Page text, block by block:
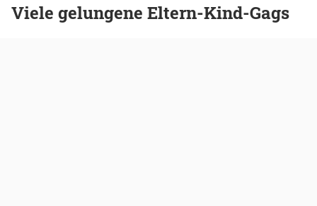
Viele gelungene Eltern-Kind-Gags